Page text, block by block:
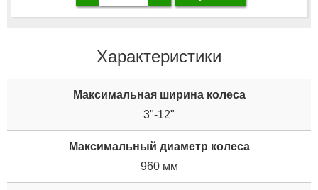
Характеристики
Максимальная ширина колеса
3"-12"
Максимальный диаметр колеса
960 мм